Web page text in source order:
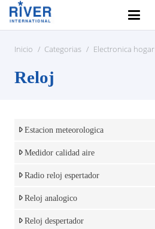
Inicio / Categorias / Electronica hogar
Reloj
Estacion meteorologica
Medidor calidad aire
Radio reloj espertador
Reloj analogico
Reloj despertador